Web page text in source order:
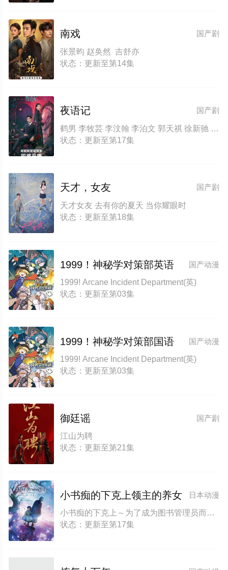
国产剧
南戏
张景昀 赵奂然 吉舒亦
状态：更新至第14集
国产剧
夜语记
鹤男 李牧芸 李汶翰 李泊文 郭天祺 徐新驰 孙思凡
状态：更新至第17集
国产剧
天才，女友
天才女友 去有你的夏天 当你耀眼时
状态：更新至第18集
国产动漫
1999！神秘学对策部英语
1999! Arcane Incident Department(英)
状态：更新至第03集
国产动漫
1999！神秘学对策部国语
1999! Arcane Incident Department(英)
状态：更新至第03集
国产剧
御廷谣
江山为聘
状态：更新至第21集
日本动漫
小书痴的下克上领主的养女
小书痴的下克上～为了成为图书管理员而不择手段～ 第四季 本好きの下剋上～司書になるためには手段を選んでいられません～
状态：更新至第17集